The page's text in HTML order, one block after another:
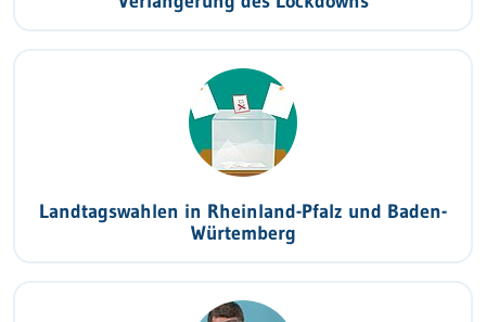
Landtagswahlen in Rheinland-Pfalz und Baden-
Würtemberg